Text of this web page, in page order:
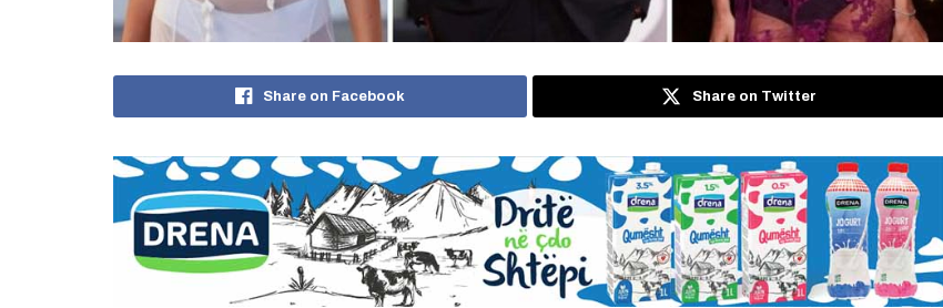
Share on Facebook Share on Twitter